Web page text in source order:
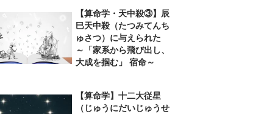
【算命学・天中殺③】辰
巳天中殺（たつみてんち
ゅさつ）に与えられた
～「家系から飛び出し、
大成を掴む」 宿命～
【算命学】十二大従星
（じゅうにだいじゅうせ